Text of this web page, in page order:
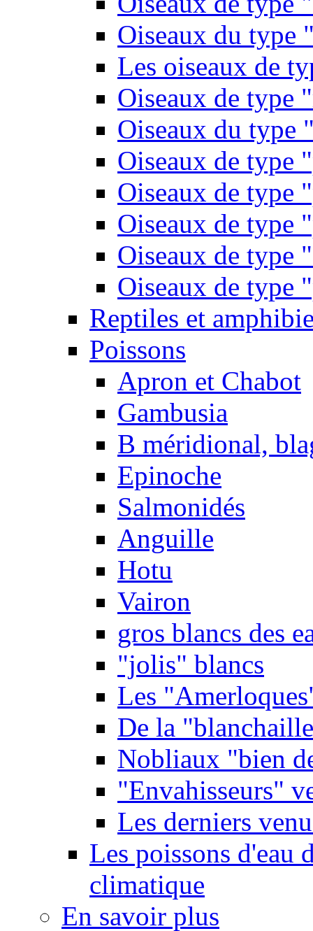
Oiseaux du type
Les oiseaux de
Oiseaux de type
Oiseaux du type
Oiseaux de type
Oiseaux de type
Oiseaux de type
Oiseaux de type
Oiseaux de type
Reptiles et
Poissons
Apron et Chabot
Gambusia
B méridional,
Epinoche
Salmonidés
Anguille
Hotu
Vairon
gros blancs des
"jolis" blancs
Les
De la
Nobliaux "bien
"Envahisseurs"
Les derniers
Les poissons d'eau
climatique
En savoir plus